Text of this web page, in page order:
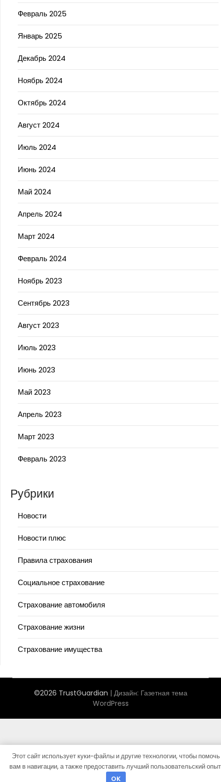
Февраль 2025
Январь 2025
Декабрь 2024
Ноябрь 2024
Октябрь 2024
Август 2024
Июль 2024
Июнь 2024
Май 2024
Апрель 2024
Март 2024
Февраль 2024
Ноябрь 2023
Сентябрь 2023
Август 2023
Июль 2023
Июнь 2023
Май 2023
Апрель 2023
Март 2023
Февраль 2023
Рубрики
Новости
Новости плюс
Правила страхования
Социальное страхование
Страхование автомобиля
Страхование жизни
Страхование имущества
©2026 TrustGuardian | Дизайн: Газетная тема
WordPress
Этот сайт использует куки-файлы и другие технологии, чтобы помочь
вам в навигации, а также предоставить лучший пользовательский
OK